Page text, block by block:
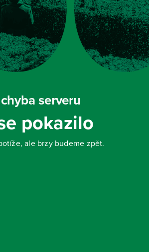
serveru
pokazilo
ale brzy budeme zpět.